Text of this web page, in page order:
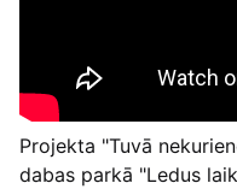
Projekta "Tuvā
dabas parkā "Ledus